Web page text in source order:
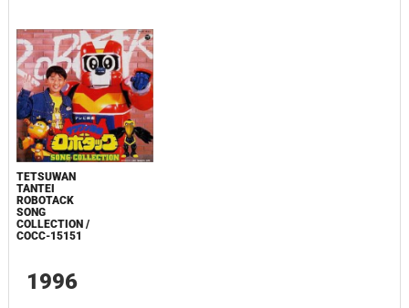
TETSUWAN
TANTEI
ROBOTACK
SONG
COLLECTION /
COCC-15151
1996